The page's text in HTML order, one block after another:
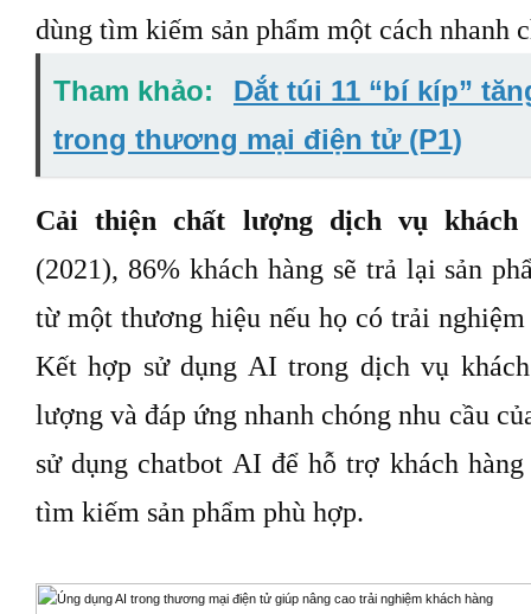
dùng tìm kiếm sản phẩm một cách nhanh
Tham khảo:
Dắt túi 11 “bí kíp”
trong thương mại điện tử (P1)
Cải thiện chất lượng dịch vụ
(2021), 86% khách hàng sẽ trả lại sản
từ một thương hiệu nếu họ có trải
Kết hợp sử dụng AI trong dịch vụ
lượng và đáp ứng nhanh chóng nhu cầu
sử dụng chatbot AI để hỗ trợ khách
tìm kiếm sản phẩm phù hợp.